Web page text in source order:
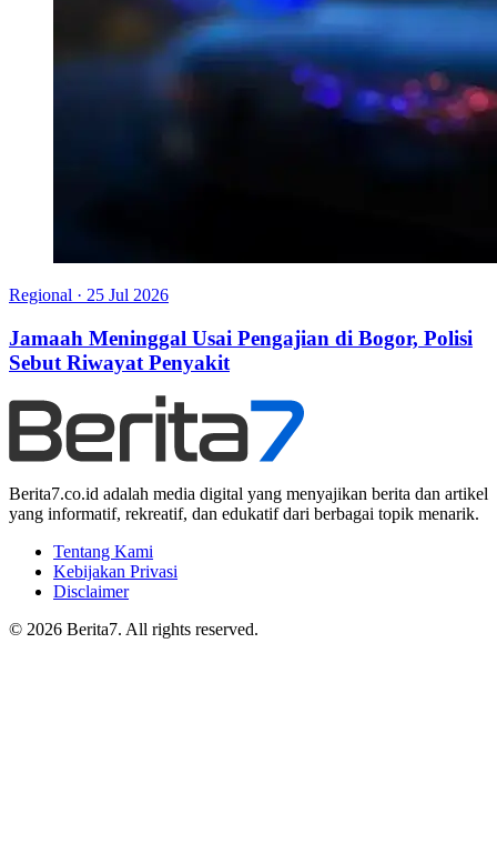
Regional · 25 Jul 2026
Jamaah Meninggal Usai Pengajian di Bogor, Polisi
Sebut Riwayat Penyakit
Berita7.co.id adalah media digital yang menyajikan berita dan artikel
yang informatif, rekreatif, dan edukatif dari berbagai topik menarik.
Tentang Kami
Kebijakan Privasi
Disclaimer
© 2026 Berita7. All rights reserved.